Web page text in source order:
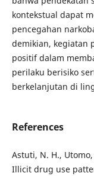
kontekstual dapat
pencegahan
demikian, kegiatan
positif dalam
perilaku berisiko
berkelanjutan di
References
Astuti, N. H.,
Illicit drug use